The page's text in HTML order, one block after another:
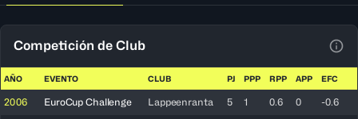
Competición de Club
AÑO EVENTO CLUB PJ PPP RPP APP EFC
2006 EuroCup Challenge Lappeenranta 5 1 0.6 0 -0.6